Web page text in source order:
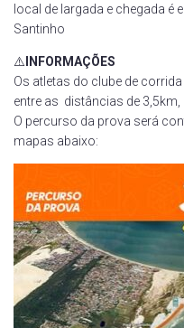
local de largada e chegada é
Santinho
⚠️INFORMAÇÕES
Os atletas do clube de
entre as distâncias de 3,5km,
O percurso da prova será
mapas abaixo: